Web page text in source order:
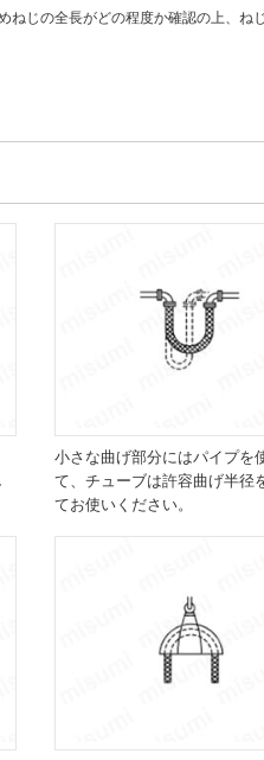
じの全長がどの程度か確認の上、ね
小さな曲げ部分にはパイプを
て、チューブは許容曲げ半径
てお使いください。